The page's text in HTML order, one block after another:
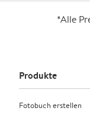
*Alle
Produkte
Fotobuch erstellen